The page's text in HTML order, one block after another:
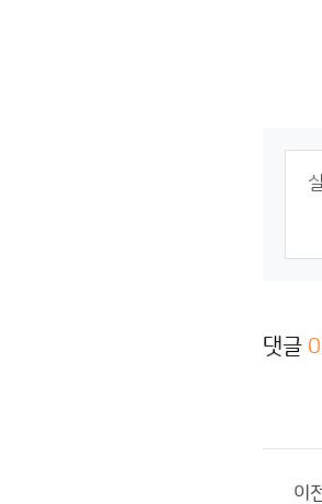
댓글 0
이